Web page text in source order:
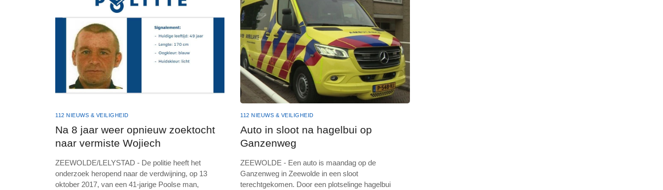
112 NIEUWS & VEILIGHEID
Na 8 jaar weer opnieuw zoektocht
naar vermiste Wojiech
ZEEWOLDE/LELYSTAD - De politie heeft het
onderzoek heropend naar de verdwijning, op 13
oktober 2017, van een 41-jarige Poolse man,
112 NIEUWS & VEILIGHEID
Auto in sloot na hagelbui op
Ganzenweg
ZEEWOLDE - Een auto is maandag op de
Ganzenweg in Zeewolde in een sloot
terechtgekomen. Door een plotselinge hagelbui